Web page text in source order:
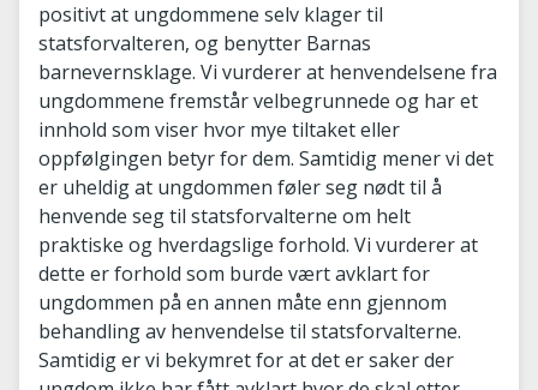
positivt at ungdommene selv klager til
statsforvalteren, og benytter Barnas
barnevernsklage. Vi vurderer at henvendelsene fra
ungdommene fremstår velbegrunnede og har et
innhold som viser hvor mye tiltaket eller
oppfølgingen betyr for dem. Samtidig mener vi det
er uheldig at ungdommen føler seg nødt til å
henvende seg til statsforvalterne om helt
praktiske og hverdagslige forhold. Vi vurderer at
dette er forhold som burde vært avklart for
ungdommen på en annen måte enn gjennom
behandling av henvendelse til statsforvalterne.
Samtidig er vi bekymret for at det er saker der